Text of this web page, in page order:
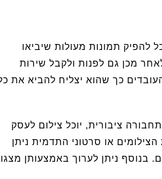
להפיק תמונות מעולות שיביאו
מכן גם לפנות ולקבל שירות
כך שהוא יצליח להביא את
ציבורית, יוכל צילום לעסק
או סרטוני התדמית ניתן
בנוסף ניתן לערוך באמצעותן